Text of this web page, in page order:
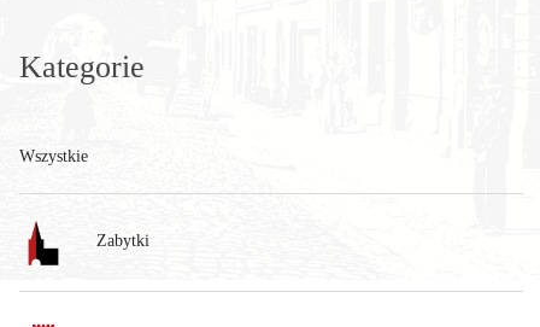
Kategorie
Wszystkie
Zabytki